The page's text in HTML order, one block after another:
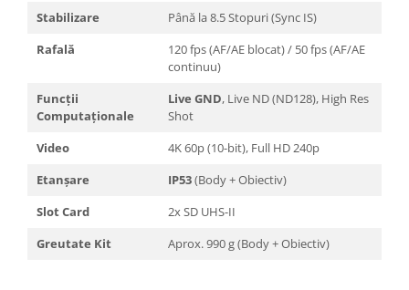
Stabilizare
Până la 8.5 Stopuri (Sync IS)
Rafală
120 fps (AF/AE blocat) / 50 fps (AF/AE
continuu)
Funcții
Computaționale
Live GND, Live ND (ND128), High Res
Shot
Video
4K 60p (10-bit), Full HD 240p
Etanșare
IP53(Body + Obiectiv)
Slot Card
2x SD UHS-II
Greutate Kit
Aprox. 990 g (Body + Obiectiv)